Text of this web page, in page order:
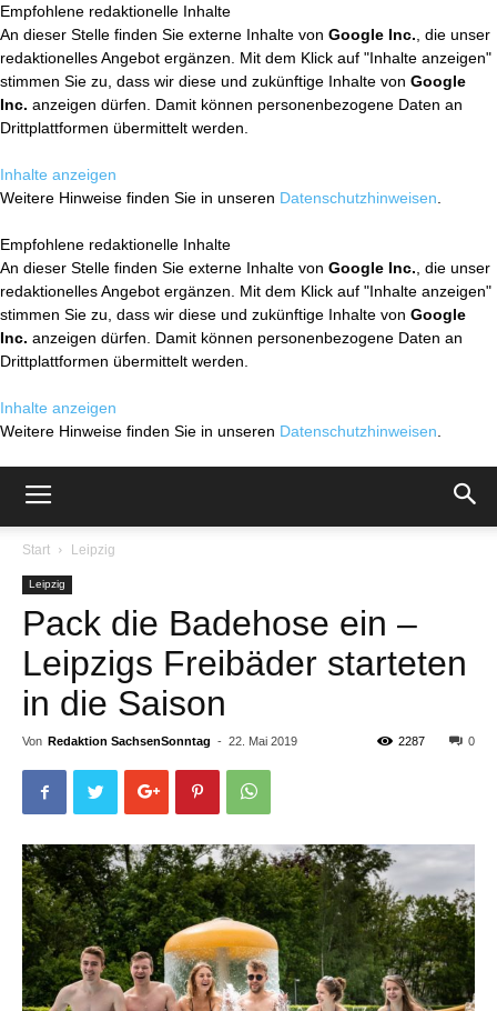
Empfohlene redaktionelle Inhalte
An dieser Stelle finden Sie externe Inhalte von Google Inc. , die unser
redaktionelles Angebot ergänzen. Mit dem Klick auf "Inhalte anzeigen"
stimmen Sie zu, dass wir diese und zukünftige Inhalte von Google
Inc. anzeigen dürfen. Damit können personenbezogene Daten an
Drittplattformen übermittelt werden.
Inhalte anzeigen
Weitere Hinweise finden Sie in unseren Datenschutzhinweisen
Empfohlene redaktionelle Inhalte
An dieser Stelle finden Sie externe Inhalte von Google Inc. , die unser
redaktionelles Angebot ergänzen. Mit dem Klick auf "Inhalte anzeigen"
stimmen Sie zu, dass wir diese und zukünftige Inhalte von Google
Inc. anzeigen dürfen. Damit können personenbezogene Daten an
Drittplattformen übermittelt werden.
Inhalte anzeigen
Weitere Hinweise finden Sie in unseren Datenschutzhinweisen
Start Leipzig
Leipzig
Pack die Badehose ein –
Leipzigs Freibäder starteten
in die Saison
Von Redaktion SachsenSonntag - 22. Mai 2019 0
2287